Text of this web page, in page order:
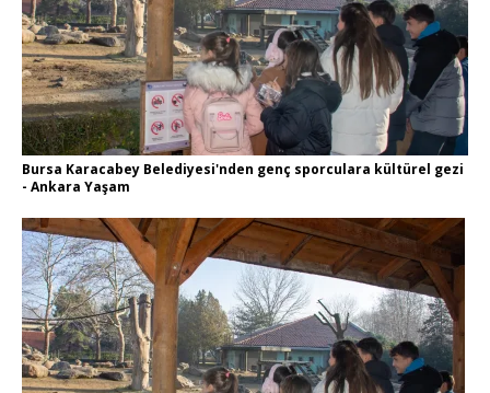
Bursa Karacabey Belediyesi'nden genç sporculara kültürel gezi
- Ankara Yaşam